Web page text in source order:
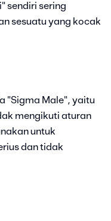
sendiri sering
sesuatu yang kocak
"Sigma Male", yaitu
mengikuti aturan
untuk
dan tidak